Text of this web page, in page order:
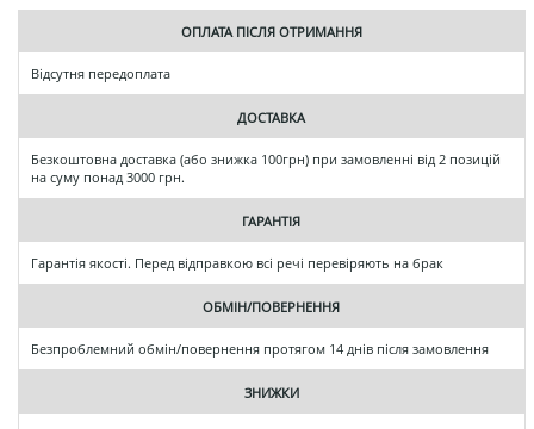
ОПЛАТА ПІСЛЯ ОТРИМАННЯ
Відсутня передоплата
ДОСТАВКА
Безкоштовна доставка (або знижка 100грн) при замовленні від 2 позицій
на суму понад 3000 грн.
ГАРАНТІЯ
Гарантія якості. Перед відправкою всі речі перевіряють на брак
ОБМІН/ПОВЕРНЕННЯ
Безпроблемний обмін/повернення протягом 14 днів після замовлення
ЗНИЖКИ